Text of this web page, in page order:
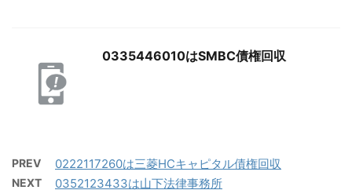
0335446010はSMBC債権回収
PREV 0222117260は三菱HCキャピタル債権回収
NEXT 0352123433は山下法律事務所